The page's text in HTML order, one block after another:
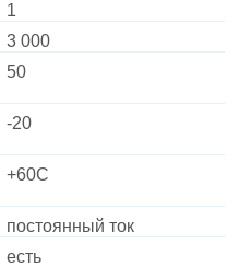
1
3 000
50
-20
+60C
постоянный ток
есть